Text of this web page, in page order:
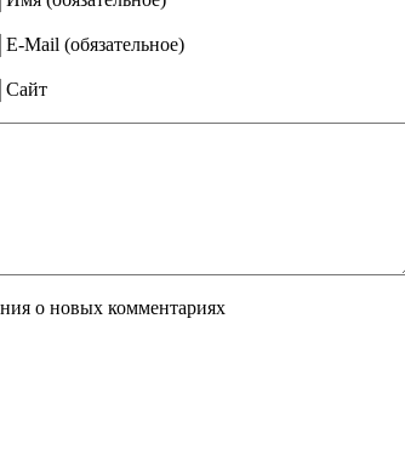
E-Mail (обязательное)
Сайт
о новых комментариях